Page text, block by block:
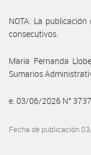
NOTA: La
consecutivos.
Maria Fernanda
Sumarios
e. 03/06/2026 N°
Fecha de publicación